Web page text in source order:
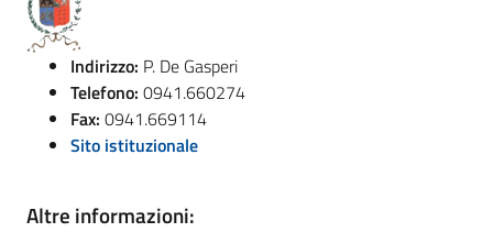
Indirizzo: P. De Gasperi
Telefono: 0941.660274
Fax: 0941.669114
Sito istituzionale
Altre informazioni: